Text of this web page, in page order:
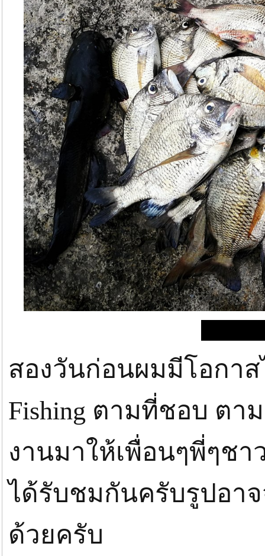
สองวันก่อนผมมีโอกา
Fishing ตามที่ชอบ ต
งานมาให้เพื่อนๆพี่ๆช
ได้รับชมกันครับรูปอา
ด้วยครับ